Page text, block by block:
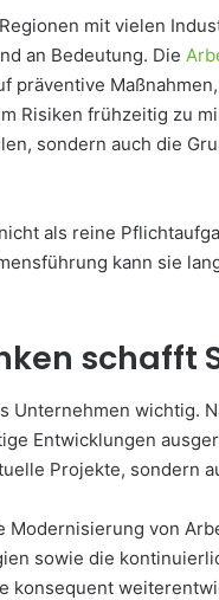
mit vielen
an Bedeutung. Die
präventive
Risiken frühzeitig zu
sondern auch die
als reine
kann sie
schafft
Unternehmen wichtig.
Entwicklungen
Projekte, sondern
Modernisierung von
sowie die
konsequent